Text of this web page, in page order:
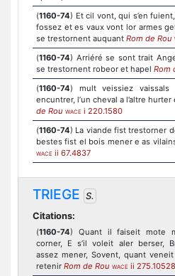
(1160-74) Et cil vont, qui s’en
fossez et es vaux vont lor armes
se trestornent auquant Rom de Rou
(1160-74) Arriéré se sont trait
se trestornent robeor et hapel Rom
(1160-74) mult veissiez
encuntrer, l’un cheval a l’altre
de Rou WACE i 220.1580
(1160-74) La viande fist trestorner
bestes fist el bois mener e as
WACE ii 67.4837
TRIEGE S.
Citations:
(1160-74) Quant il faiseit mote
corner, E s’il voleit aler berser,
assez mener, Sovent, quant
retenir Rom de Rou WACE ii 275.10528